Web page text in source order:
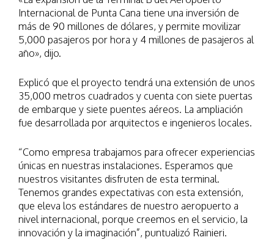
Internacional de Punta Cana tiene una inversión de
más de 90 millones de dólares, y permite movilizar
5,000 pasajeros por hora y 4 millones de pasajeros al
año», dijo.
Explicó que el proyecto tendrá una extensión de unos
35,000 metros cuadrados y cuenta con siete puertas
de embarque y siete puentes aéreos. La ampliación
fue desarrollada por arquitectos e ingenieros locales.
“Como empresa trabajamos para ofrecer experiencias
únicas en nuestras instalaciones. Esperamos que
nuestros visitantes disfruten de esta terminal.
Tenemos grandes expectativas con esta extensión,
que eleva los estándares de nuestro aeropuerto a
nivel internacional, porque creemos en el servicio, la
innovación y la imaginación”, puntualizó Rainieri.